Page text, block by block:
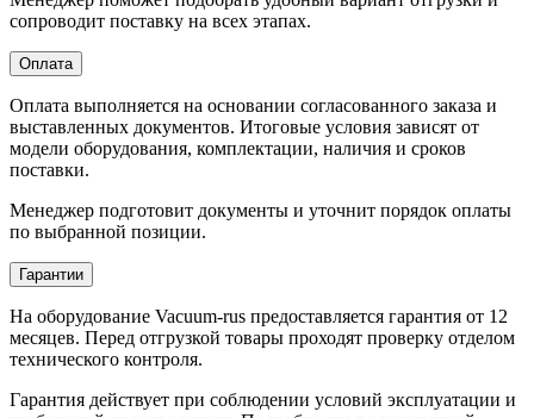
сопроводит поставку на всех этапах.
Оплата
Оплата выполняется на основании согласованного заказа и
выставленных документов. Итоговые условия зависят от
модели оборудования, комплектации, наличия и сроков
поставки.
Менеджер подготовит документы и уточнит порядок оплаты
по выбранной позиции.
Гарантии
На оборудование Vacuum-rus предоставляется гарантия от 12
месяцев. Перед отгрузкой товары проходят проверку отделом
технического контроля.
Гарантия действует при соблюдении условий эксплуатации и